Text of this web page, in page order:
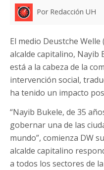
Por Redacción UH
El medio Deustche
alcalde capitalino, Nayib
está a la cabeza de la
intervención social,
ha tenido un impacto
“Nayib Bukele, de 35
gobernar una de las
mundo”, comienza DW
alcalde capitalino
a todos los sectores de